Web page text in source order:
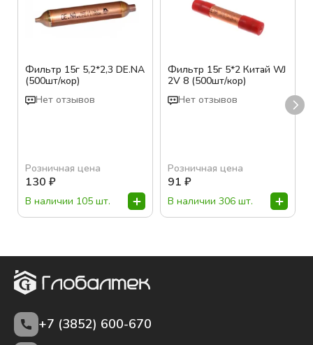
Фильтр 15г 5,2*2,3 DE.NA
(500шт/кор)
Нет отзывов
Розничная цена
130 ₽
В наличии 105 шт.
Фильтр 15г 5*2 Китай WJ
2V 8 (500шт/кор)
Нет отзывов
Розничная цена
91 ₽
В наличии 306 шт.
+7 (3852) 600-670